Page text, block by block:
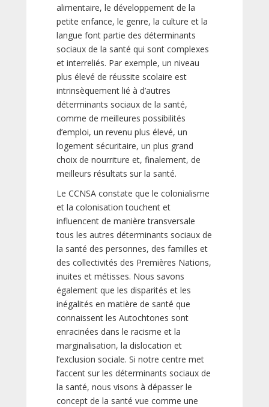
alimentaire, le développement de la
petite enfance, le genre, la culture et la
langue font partie des déterminants
sociaux de la santé qui sont complexes
et interreliés. Par exemple, un niveau
plus élevé de réussite scolaire est
intrinsèquement lié à d’autres
déterminants sociaux de la santé,
comme de meilleures possibilités
d’emploi, un revenu plus élevé, un
logement sécuritaire, un plus grand
choix de nourriture et, finalement, de
meilleurs résultats sur la santé.
Le CCNSA constate que le colonialisme
et la colonisation touchent et
influencent de manière transversale
tous les autres déterminants sociaux de
la santé des personnes, des familles et
des collectivités des Premières Nations,
inuites et métisses. Nous savons
également que les disparités et les
inégalités en matière de santé que
connaissent les Autochtones sont
enracinées dans le racisme et la
marginalisation, la dislocation et
l’exclusion sociale. Si notre centre met
l’accent sur les déterminants sociaux de
la santé, nous visons à dépasser le
concept de la santé vue comme une